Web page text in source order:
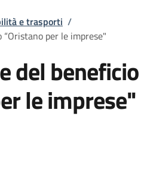
e trasporti /
“Oristano per le imprese"
del beneficio
le imprese"